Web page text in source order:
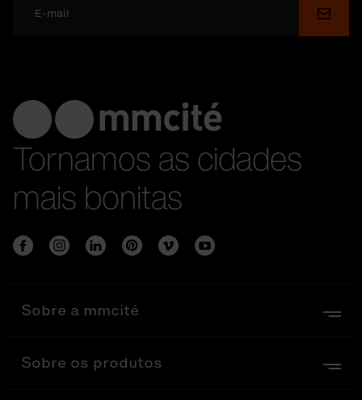
Enviar
Tornamos as cidades
mais bonitas
Sobre a mmcité
Sobre os produtos